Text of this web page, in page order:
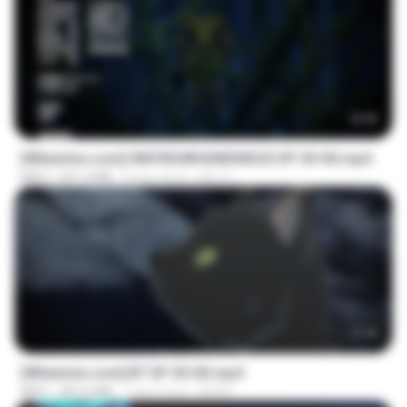
[Witanime.com] HMYNGWHSNIDMS2S EP 05 HD.mp4
MP4 251.4 MB 8 gün önce KILJY
[Witanime.com] BT EP 05 HD.mp4
MP4 287.6 MB 7 gün önce BAXK